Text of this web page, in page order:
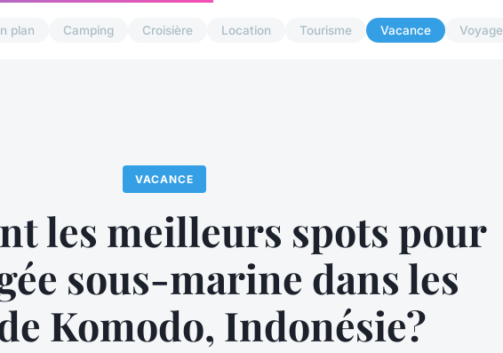
plan Camping Croisière Location Tourisme Vacance Voyage
VACANCE
les meilleurs spots pour
sous-marine dans les
Komodo, Indonésie?